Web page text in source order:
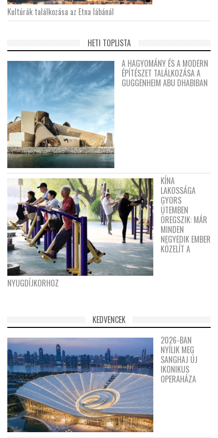
Kultúrák találkozása az Etna lábánál
HETI TOPLISTA
A HAGYOMÁNY ÉS A MODERN
ÉPÍTÉSZET TALÁLKOZÁSA A
GUGGENHEIM ABU DHABIBAN
KÍNA
LAKOSSÁGA
GYORS
ÜTEMBEN
ÖREGSZIK: MÁR
MINDEN
NEGYEDIK EMBER
KÖZELÍT A
NYUGDÍJKORHOZ
KEDVENCEK
2026-BAN
NYÍLIK MEG
SANGHAJ ÚJ
IKONIKUS
OPERAHÁZA